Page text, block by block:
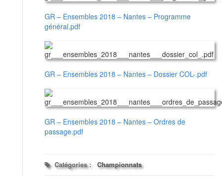
GR – Ensembles 2018 – Nantes – Programme
général.pdf
GR – Ensembles 2018 – Nantes – Dossier COL-.pdf
GR – Ensembles 2018 – Nantes – Ordres de
passage.pdf
Catégories : Championnats